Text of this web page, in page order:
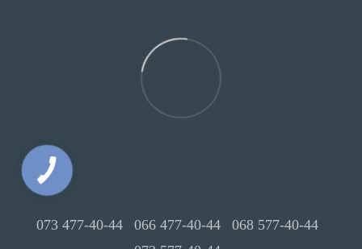
073 477-40-44 066 477-40-44
068 577-40-44